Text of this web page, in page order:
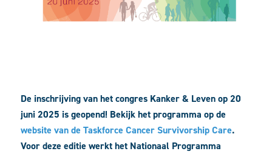
De inschrijving van het congres Kanker & Leven op 20
juni 2025 is geopend! Bekijk het programma op de
website van de Taskforce Cancer Survivorship Care.
Voor deze editie werkt het Nationaal Programma